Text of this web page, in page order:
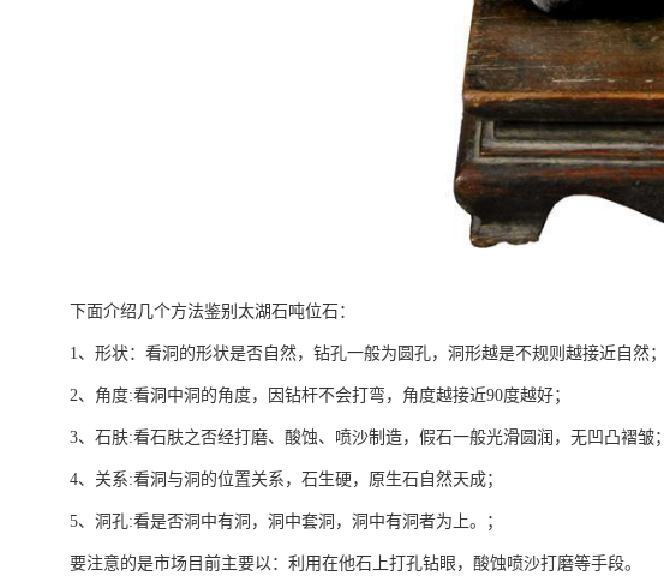
下面介绍几个方法鉴别太湖石吨位石：
1、形状：看洞的形状是否自然，钻孔一般为圆孔，洞形越是不规则越接近自然；
2、角度:看洞中洞的角度，因钻杆不会打弯，角度越接近90度越好；
3、石肤:看石肤之否经打磨、酸蚀、喷沙制造，假石一般光滑圆润，无凹凸褶皱；
4、关系:看洞与洞的位置关系，石生硬，原生石自然天成；
5、洞孔:看是否洞中有洞，洞中套洞，洞中有洞者为上。；
要注意的是市场目前主要以：利用在他石上打孔钻眼，酸蚀喷沙打磨等手段。